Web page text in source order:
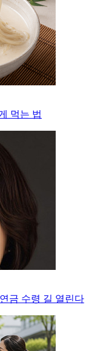
먹는 법
금 수령 길 열린다